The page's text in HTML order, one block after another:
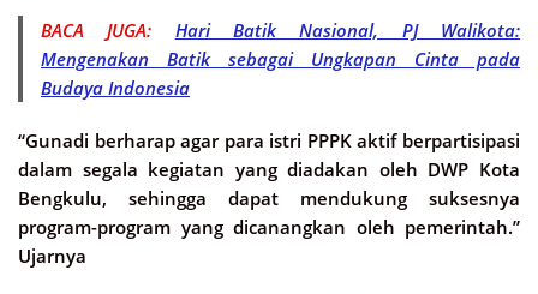
BACA JUGA: Hari Batik Nasional, PJ Walikota:
Mengenakan Batik sebagai Ungkapan Cinta pada
Budaya Indonesia
“Gunadi berharap agar para istri PPPK aktif berpartisipasi
dalam segala kegiatan yang diadakan oleh DWP Kota
Bengkulu, sehingga dapat mendukung suksesnya
program-program yang dicanangkan oleh pemerintah.”
Ujarnya